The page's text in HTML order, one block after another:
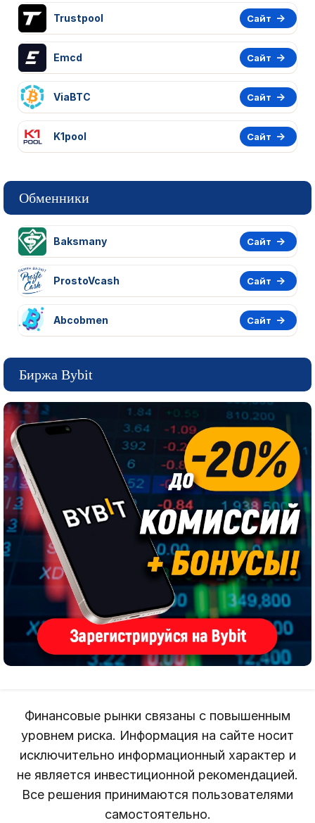
Trustpool Сайт
Emcd Сайт
ViaBTC Сайт
K1pool Сайт
Обменники
Baksmany Сайт
ProstoVcash Сайт
Abcobmen Сайт
Биржа Bybit
Финансовые рынки связаны с повышенным
уровнем риска. Информация на сайте носит
исключительно информационный характер и
не является инвестиционной рекомендацией.
Все решения принимаются пользователями
самостоятельно.